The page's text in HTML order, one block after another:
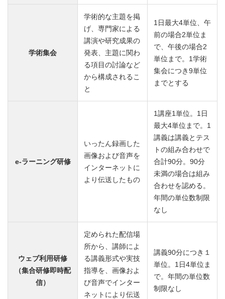
学術集会
学術的な主題を掲
げ、専門家による
講演や研究成果の
発表、主題に関わ
る項目の討論など
から構成されるこ
と
1日最大4単位、午
前の場合2単位ま
で、午後の場合2
単位まで。1学術
集会につき9単位
までとする
e-ラーニング研修
いったん録画した
画像および音声を
インターネットに
より伝送したもの
1講座1単位。1日
最大4単位まで。1
講義は講義とテス
トの組み合わせで
合計90分。90分
未満の場合は組み
合わせを認める。
年間の単位数制限
なし
ウェブ利用研修
（集合研修即時配
信）
定められた配信場
所から、講師によ
る講義形式や実技
指導を、画像およ
び音声でインター
ネットにより伝送
講義90分につき１
単位。1日4単位ま
で。年間の単位数
制限なし